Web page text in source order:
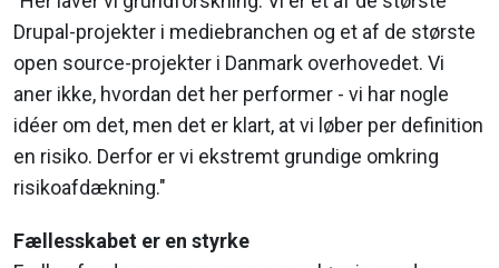
Drupal-projekter i mediebranchen og et af de største
open source-projekter i Danmark overhovedet. Vi
aner ikke, hvordan det her performer - vi har nogle
idéer om det, men det er klart, at vi løber per definition
en risiko. Derfor er vi ekstremt grundige omkring
risikoafdækning."
Fællesskabet er en styrke